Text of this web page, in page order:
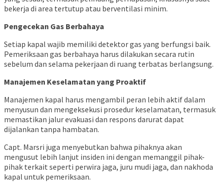
bekerja di area tertutup atau berventilasi minim.
Pengecekan Gas Berbahaya
Setiap kapal wajib memiliki detektor gas yang berfungsi baik.
Pemeriksaan gas berbahaya harus dilakukan secara rutin
sebelum dan selama pekerjaan di ruang terbatas berlangsung.
Manajemen Keselamatan yang Proaktif
Manajemen kapal harus mengambil peran lebih aktif dalam
menyusun dan mengeksekusi prosedur keselamatan, termasuk
memastikan jalur evakuasi dan respons darurat dapat
dijalankan tanpa hambatan.
Capt. Marsri juga menyebutkan bahwa pihaknya akan
mengusut lebih lanjut insiden ini dengan memanggil pihak-
pihak terkait seperti perwira jaga, juru mudi jaga, dan nakhoda
kapal untuk pemeriksaan.